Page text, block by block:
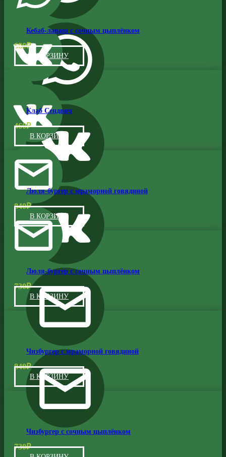
Кебаб-лаваш с сочным цыплёнком
680₽
В КОРЗИНУ
Клаб Сендвич
460₽
В КОРЗИНУ
Люля-бургер с мраморной говядиной
840₽
В КОРЗИНУ
Люля-бургер с сочным цыплёнком
730₽
В КОРЗИНУ
Чизбургер с мраморной говядиной
840₽
В КОРЗИНУ
Чизбургер с сочным цыплёнком
730₽